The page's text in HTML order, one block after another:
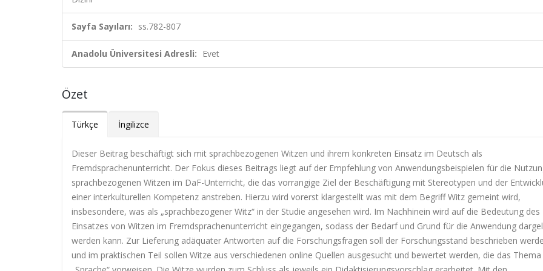
Sayfa Sayıları: ss.782-807
Anadolu Üniversitesi Adresli: Evet
Özet
Türkçe İngilizce
Dieser Beitrag beschäftigt sich mit sprachbezogenen Witzen und ihrem konkreten Einsatz im Deutsch als
Fremdsprachenunterricht. Der Fokus dieses Beitrags liegt auf der Empfehlung von Anwendungsbeispielen für die
sprachbezogenen Witzen im DaF-Unterricht, die das vorrangige Ziel der Beschäftigung mit Stereotypen und der
einer interkulturellen Kompetenz anstreben. Hierzu wird vorerst klargestellt was mit dem Begriff Witz gemeint wird,
insbesondere, was als „sprachbezogener Witz“ in der Studie angesehen wird. Im Nachhinein wird auf die Bedeutung des
Einsatzes von Witzen im Fremdsprachenunterricht eingegangen, sodass der Bedarf und Grund für die Anwendung
werden kann. Zur Lieferung adäquater Antworten auf die Forschungsfragen soll der Forschungsstand beschrieben
und im praktischen Teil sollen Witze aus verschiedenen online Quellen ausgesucht und bewertet werden, die das Thema